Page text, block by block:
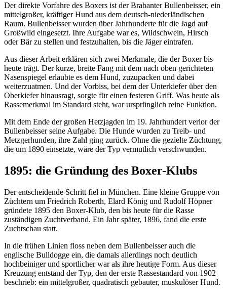
Der direkte Vorfahre des Boxers ist der Brabanter Bullenbeisser, ein
mittelgroßer, kräftiger Hund aus dem deutsch-niederländischen
Raum. Bullenbeisser wurden über Jahrhunderte für die Jagd auf
Großwild eingesetzt. Ihre Aufgabe war es, Wildschwein, Hirsch
oder Bär zu stellen und festzuhalten, bis die Jäger eintrafen.
Aus dieser Arbeit erklären sich zwei Merkmale, die der Boxer bis
heute trägt. Der kurze, breite Fang mit dem nach oben gerichteten
Nasenspiegel erlaubte es dem Hund, zuzupacken und dabei
weiterzuatmen. Und der Vorbiss, bei dem der Unterkiefer über den
Oberkiefer hinausragt, sorgte für einen festeren Griff. Was heute als
Rassemerkmal im Standard steht, war ursprünglich reine Funktion.
Mit dem Ende der großen Hetzjagden im 19. Jahrhundert verlor der
Bullenbeisser seine Aufgabe. Die Hunde wurden zu Treib- und
Metzgerhunden, ihre Zahl ging zurück. Ohne die gezielte Züchtung,
die um 1890 einsetzte, wäre der Typ vermutlich verschwunden.
1895: die Gründung des Boxer-Klubs
Der entscheidende Schritt fiel in München. Eine kleine Gruppe von
Züchtern um Friedrich Roberth, Elard König und Rudolf Höpner
gründete 1895 den Boxer-Klub, den bis heute für die Rasse
zuständigen Zuchtverband. Ein Jahr später, 1896, fand die erste
Zuchtschau statt.
In die frühen Linien floss neben dem Bullenbeisser auch die
englische Bulldogge ein, die damals allerdings noch deutlich
hochbeiniger und sportlicher war als ihre heutige Form. Aus dieser
Kreuzung entstand der Typ, den der erste Rassestandard von 1902
beschrieb: ein mittelgroßer, quadratisch gebauter, muskulöser Hund.